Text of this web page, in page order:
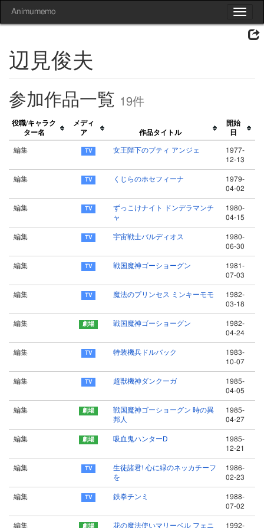
Toggle
Animumemo
辺見俊夫
参加作品一覧 19件
役職/キャラク
ター名
メディ
ア
作品タイトル
開始
日
編集 女王陛下のプティ アンジェ
1977-
12-13
編集 くじらのホセフィーナ
1979-
04-02
編集
ずっこけナイト ドンデラマンチ
ャ
1980-
04-15
編集 宇宙戦士バルディオス
1980-
06-30
編集 戦国魔神ゴーショーグン
1981-
07-03
編集 魔法のプリンセス ミンキーモモ
1982-
03-18
編集 戦国魔神ゴーショーグン
1982-
04-24
編集 特装機兵ドルバック
1983-
10-07
編集 超獣機神ダンクーガ
1985-
04-05
編集
戦国魔神ゴーショーグン 時の異
邦人
1985-
04-27
編集 吸血鬼ハンターD
1985-
12-21
編集
生徒諸君! 心に緑のネッカチーフ
を
1986-
02-23
編集 鉄拳チンミ
1988-
07-02
編集 花の魔法使いマリーベル フェニ 1992-